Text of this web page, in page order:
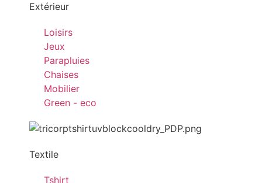
Extérieur
Loisirs
Jeux
Parapluies
Chaises
Mobilier
Green - eco
Textile
Tshirt